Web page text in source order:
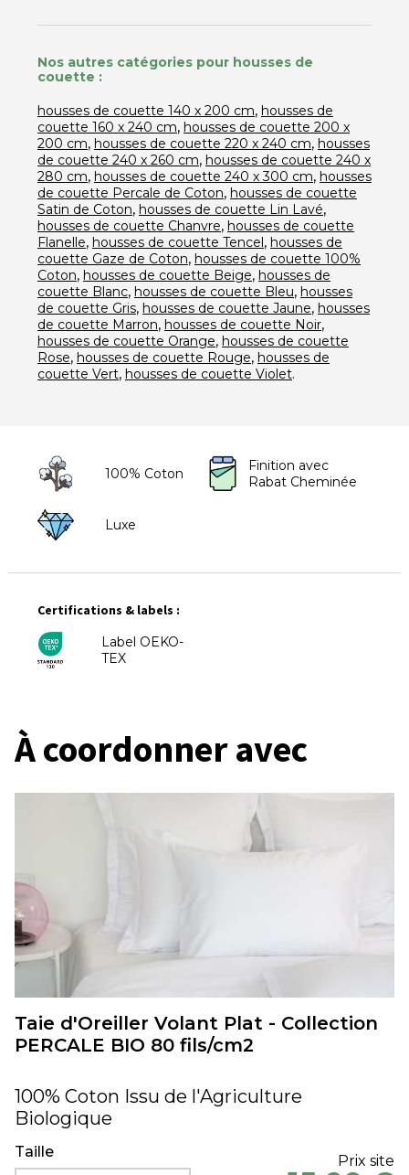
Nos autres catégories pour housses de
couette :
housses de couette 140 x 200 cm, housses de
couette 160 x 240 cm, housses de couette 200 x
200 cm, housses de couette 220 x 240 cm, housses
de couette 240 x 260 cm, housses de couette 240 x
280 cm, housses de couette 240 x 300 cm, housses
de couette Percale de Coton, housses de couette
Satin de Coton, housses de couette Lin Lavé,
housses de couette Chanvre, housses de couette
Flanelle, housses de couette Tencel, housses de
couette Gaze de Coton, housses de couette 100%
Coton, housses de couette Beige, housses de
couette Blanc, housses de couette Bleu, housses
de couette Gris, housses de couette Jaune, housses
de couette Marron, housses de couette Noir,
housses de couette Orange, housses de couette
Rose, housses de couette Rouge, housses de
couette Vert, housses de couette Violet.
100% Coton
Finition avec
Rabat Cheminée
Luxe
Certifications & labels :
Label OEKO-
TEX
À coordonner avec
Taie d'Oreiller Volant Plat - Collection
PERCALE BIO 80 fils/cm2
100% Coton Issu de l'Agriculture
Biologique
Taille
Prix site